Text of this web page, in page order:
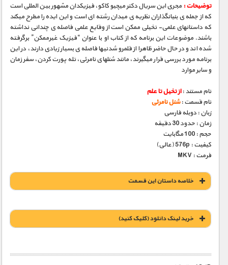
توضیحات : مجری­ این سریال دکتر میچیو کاکو، فیزیکدان مشهور بین­ المللی است
که از جمله­ ی بنیانگذاران نظریه­ ی میدان رشته ­ای است و این ایده را مطرح می­کند
که داستانهای علمی- تخیلی ممکن است از وقایع علمی فاصله­ ی چندانی نداشته
باشند. موضوعات این برنامه که از کتاب او با عنوان “فیزیک غیرممکن” برگرفته
شده­ اند و در حال حاضر ظاهرا از قلمرو شدنی­ها فاصله­ ی بسیار زیادی دارند، در این
برنامه مورد بررسی قرار می­گیرند، مانند شنلهای نامرئی، تله­ پورت کردن، سفر زمان
و سایر موارد
نام مستند :از تخیل تا علم
نام قسمت :شنل نامرئی
زبان : دوبله فارسی
زمان : حدود 30 دقیقه
حجم : 100 مگابایت
کیفیت : 576p (عالی)
فرمت : MKV
خلاصه داستان این قسمت
خريد لينک دانلود (کليک کنيد)
1900 تومان – خريد لينک دانلود (افزودن به سبد خريد)